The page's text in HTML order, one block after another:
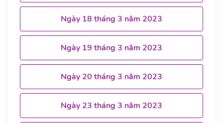
Ngày 18 tháng 3 năm 2023
Ngày 19 tháng 3 năm 2023
Ngày 20 tháng 3 năm 2023
Ngày 23 tháng 3 năm 2023